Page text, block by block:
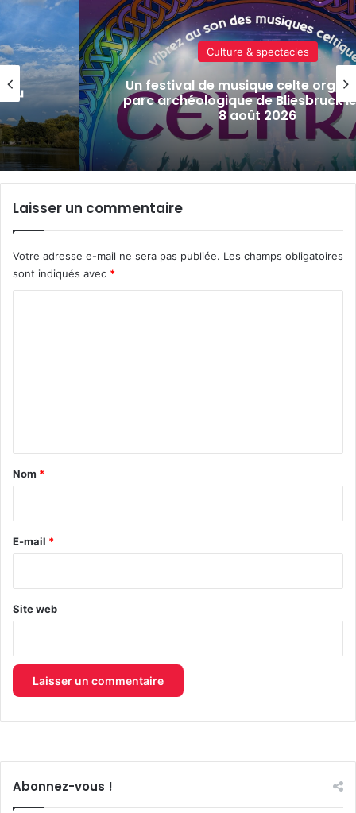
au
7 et
Actualité locale & société
« Une émotion particulière » :
en cuisine pour le grand dîner
de la FIM 2026
Laisser un commentaire
Votre adresse e-mail ne sera pas publiée. Les champs obligatoires
sont indiqués avec *
a
e
Nom *
E-mail *
Site web
Abonnez-vous !